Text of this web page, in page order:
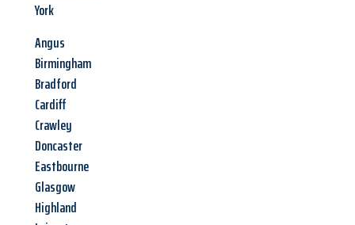
York
Angus
Birmingham
Bradford
Cardiff
Crawley
Doncaster
Eastbourne
Glasgow
Highland